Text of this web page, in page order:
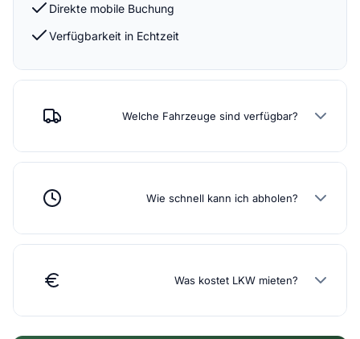
Direkte mobile Buchung
Verfügbarkeit in Echtzeit
Welche Fahrzeuge sind verfügbar?
Wie schnell kann ich abholen?
Was kostet LKW mieten?